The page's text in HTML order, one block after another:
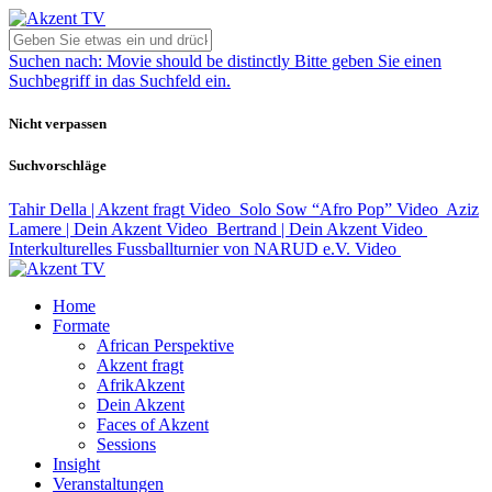
Suchen nach: Movie should be distinctly Bitte geben Sie einen
Suchbegriff in das Suchfeld ein.
Nicht verpassen
Suchvorschläge
Tahir Della | Akzent fragt Video Solo Sow “Afro Pop” Video Aziz
Lamere | Dein Akzent Video Bertrand | Dein Akzent Video
Interkulturelles Fussballturnier von NARUD e.V. Video
Home
Formate
African Perspektive
Akzent fragt
AfrikAkzent
Dein Akzent
Faces of Akzent
Sessions
Insight
Veranstaltungen